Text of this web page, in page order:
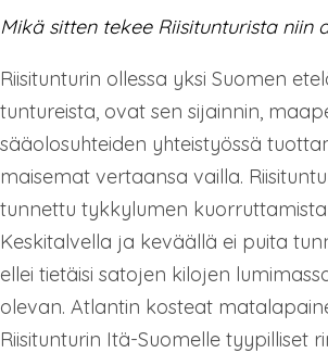
Mikä sitten tekee Riisitunturista niin
Riisitunturin ollessa yksi Suomen
tuntureista, ovat sen sijainnin,
sääolosuhteiden yhteistyössä
maisemat vertaansa vailla.
tunnettu tykkylumen kuorruttamista
Keskitalvella ja keväällä ei puita
ellei tietäisi satojen kilojen
olevan. Atlantin kosteat
Riisitunturin Itä-Suomelle tyypilliset